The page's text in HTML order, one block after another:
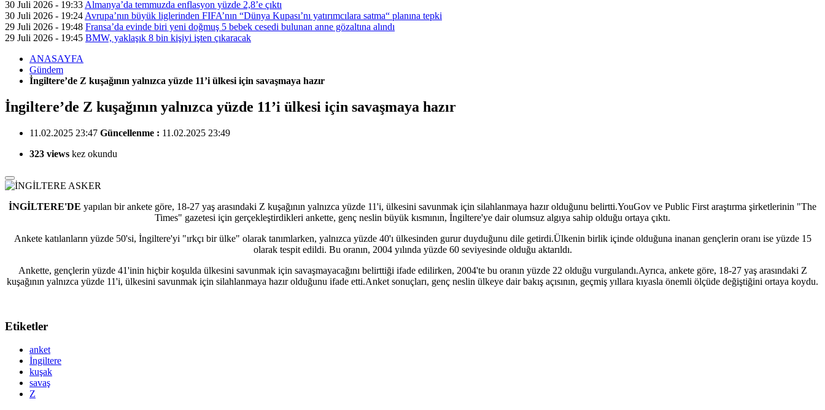
30 Juli 2026 - 19:33 Almanya’da temmuzda enflasyon yüzde 2,8’e çıktı
30 Juli 2026 - 19:24 Avrupa’nın büyük liglerinden FIFA’nın “Dünya Kupası’nı yatırımcılara satma“ planına tepki
29 Juli 2026 - 19:48 Fransa’da evinde biri yeni doğmuş 5 bebek cesedi bulunan anne gözaltına alındı
29 Juli 2026 - 19:45 BMW, yaklaşık 8 bin kişiyi işten çıkaracak
ANASAYFA
Gündem
İngiltere’de Z kuşağının yalnızca yüzde 11’i ülkesi için savaşmaya hazır
İngiltere’de Z kuşağının yalnızca yüzde 11’i ülkesi için savaşmaya hazır
11.02.2025 23:47 Güncellenme : 11.02.2025 23:49
323 views kez okundu
İNGİLTERE'DE yapılan bir ankete göre, 18-27 yaş arasındaki Z kuşağının yalnızca yüzde 11'i, ülkesini savunmak için silahlanmaya hazır olduğunu belirtti.YouGov ve Public First araştırma şirketlerinin "The
Times" gazetesi için gerçekleştirdikleri ankette, genç neslin büyük kısmının, İngiltere'ye dair olumsuz algıya sahip olduğu ortaya çıktı.
Ankete katılanların yüzde 50'si, İngiltere'yi "ırkçı bir ülke" olarak tanımlarken, yalnızca yüzde 40'ı ülkesinden gurur duyduğunu dile getirdi.Ülkenin birlik içinde olduğuna inanan gençlerin oranı ise yüzde 15
olarak tespit edildi. Bu oranın, 2004 yılında yüzde 60 seviyesinde olduğu aktarıldı.
Ankette, gençlerin yüzde 41'inin hiçbir koşulda ülkesini savunmak için savaşmayacağını belirttiği ifade edilirken, 2004'te bu oranın yüzde 22 olduğu vurgulandı.Ayrıca, ankete göre, 18-27 yaş arasındaki Z
kuşağının yalnızca yüzde 11'i, ülkesini savunmak için silahlanmaya hazır olduğunu ifade etti.Anket sonuçları, genç neslin ülkeye dair bakış açısının, geçmiş yıllara kıyasla önemli ölçüde değiştiğini ortaya koydu.
Etiketler
anket
İngiltere
kuşak
savaş
Z